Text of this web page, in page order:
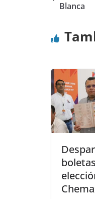
Blanca